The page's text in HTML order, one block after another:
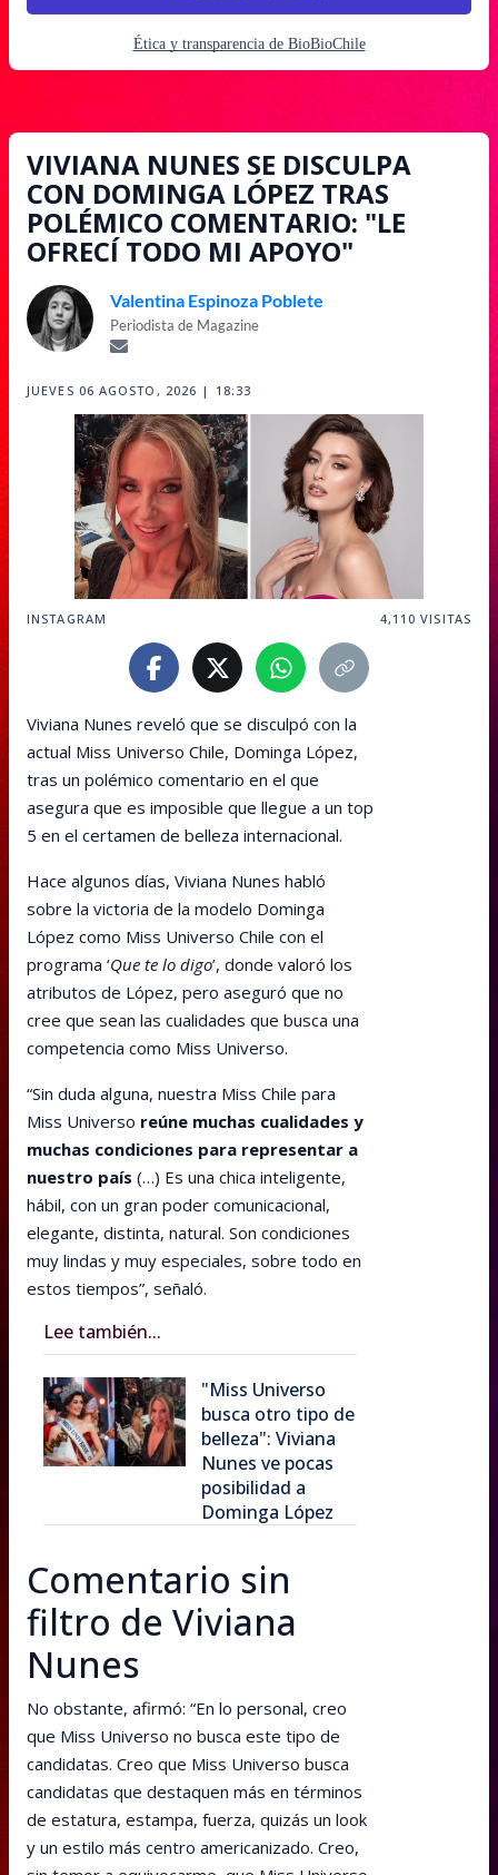
Ética y transparencia de BioBioChile
VIVIANA NUNES SE DISCULPA
CON DOMINGA LÓPEZ TRAS
POLÉMICO COMENTARIO: "LE
OFRECÍ TODO MI APOYO"
Valentina Espinoza Poblete
Periodista de Magazine
JUEVES 06 AGOSTO, 2026 | 18:33
INSTAGRAM 4,110 VISITAS
Viviana Nunes reveló que se disculpó con la
actual Miss Universo Chile, Dominga López,
tras un polémico comentario en el que
asegura que es imposible que llegue a un top
5 en el certamen de belleza internacional.
Hace algunos días, Viviana Nunes habló
sobre la victoria de la modelo Dominga
López como Miss Universo Chile con el
programa ‘Que te lo digo’, donde valoró los
atributos de López, pero aseguró que no
cree que sean las cualidades que busca una
competencia como Miss Universo.
“Sin duda alguna, nuestra Miss Chile para
Miss Universo reúne muchas cualidades y
muchas condiciones para representar a
nuestro país (…) Es una chica inteligente,
hábil, con un gran poder comunicacional,
elegante, distinta, natural. Son condiciones
muy lindas y muy especiales, sobre todo en
estos tiempos”, señaló.
Lee también...
"Miss Universo
busca otro tipo de
belleza": Viviana
Nunes ve pocas
posibilidad a
Dominga López
Comentario sin
filtro de Viviana
Nunes
No obstante, afirmó: “En lo personal, creo
que Miss Universo no busca este tipo de
candidatas. Creo que Miss Universo busca
candidatas que destaquen más en términos
de estatura, estampa, fuerza, quizás un look
y un estilo más centro americanizado. Creo,